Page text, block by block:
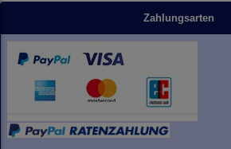
Zahlungsarten